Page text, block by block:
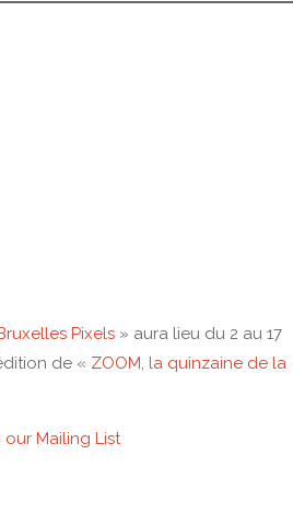
Pixels » aura lieu du 2 au 17
de « ZOOM, la quinzaine de la
Mailing List